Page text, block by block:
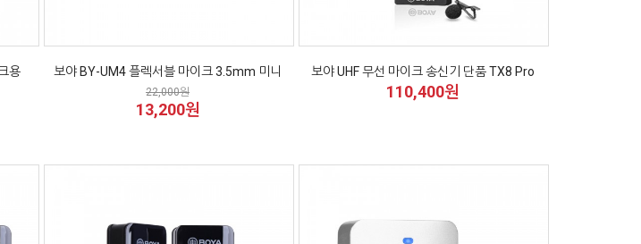
용
보야 BY-UM4 플렉서블 마이크 3.5mm 미니
22,000원
13,200원
보야 UHF 무선 마이크 송신기 단품 TX8 Pro
110,400원